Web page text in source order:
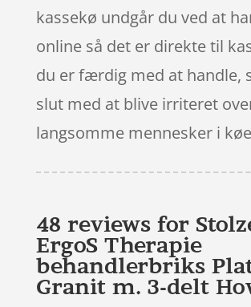
kassekø undgår du ved at
online så det er direkte til
du er færdig med at handle,
slut med at blive irriteret
langsomme mennesker i
48 reviews for
ErgoS Therapie
behandlerbriks
Granit m. 3-delt